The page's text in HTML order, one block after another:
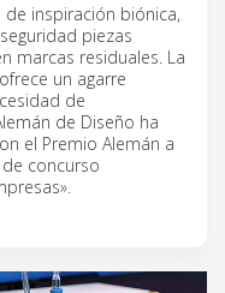
de inspiración biónica,
piezas
marcas residuales. La
un agarre
de
de Diseño ha
el Premio Alemán a
concurso